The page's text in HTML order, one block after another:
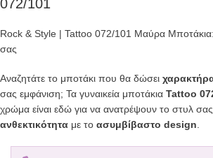
072/101
Rock & Style | Tattoo 072/101 Μαύρα
σας
Αναζητάτε το μποτάκι που θα δώσει
σας εμφάνιση; Τα γυναικεία μποτάκια Tattoo
χρώμα είναι εδώ για να ανατρέψουν το στυλ
ανθεκτικότητα με το ασυμβίβαστο design.